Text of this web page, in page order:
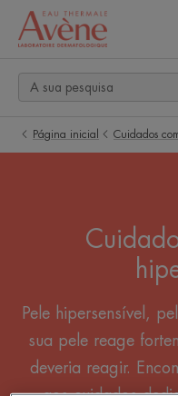
Página inicial Cuidados
Pele hipersensível,
sua pele reage
deveria reagir.